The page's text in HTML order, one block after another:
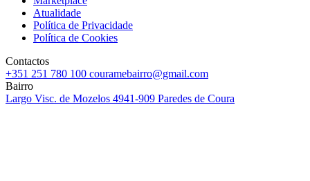
Atualidade
Política de Privacidade
Política de Cookies
Contactos
+351 251 780 100 couramebairro@gmail.com
Bairro
Largo Visc. de Mozelos 4941-909 Paredes de Coura